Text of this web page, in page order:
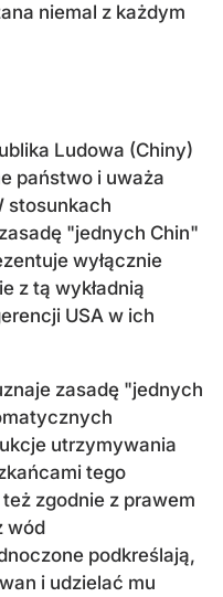
niemal z każdym
Ludowa (Chiny)
państwo i uważa
stosunkach
"jednych Chin"
wyłącznie
z tą wykładnią
USA w ich
zasadę "jednych
utrzymywania
tego
zgodnie z prawem
wód
podkreślają,
i udzielać mu